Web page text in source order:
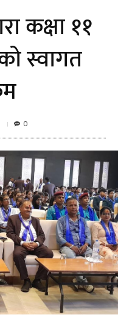
कक्षा ११
स्वागत
0